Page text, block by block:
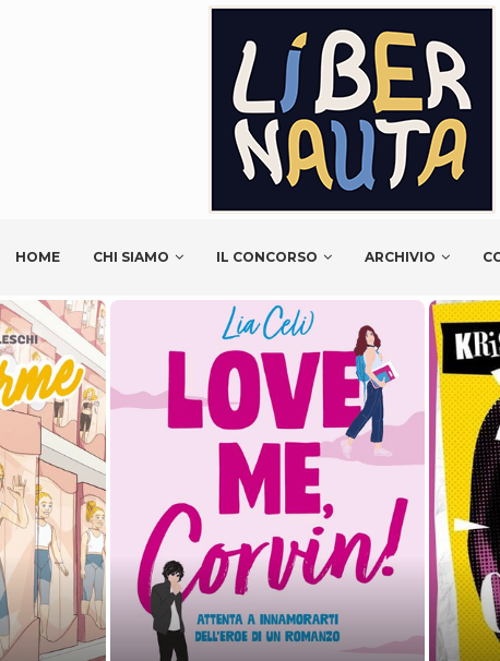
HOME CHI SIAMO IL CONCORSO ARCHIVIO